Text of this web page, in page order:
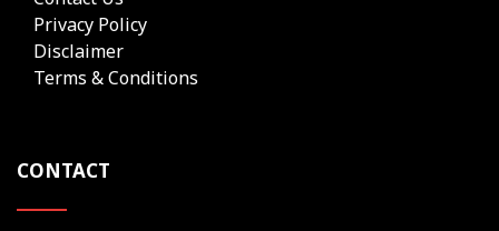
Privacy Policy
Disclaimer
Terms & Conditions
CONTACT